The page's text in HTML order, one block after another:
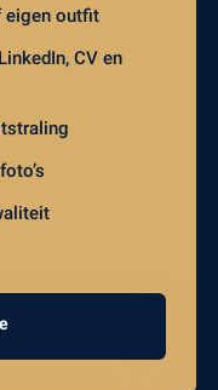
eigen outfit
CV en